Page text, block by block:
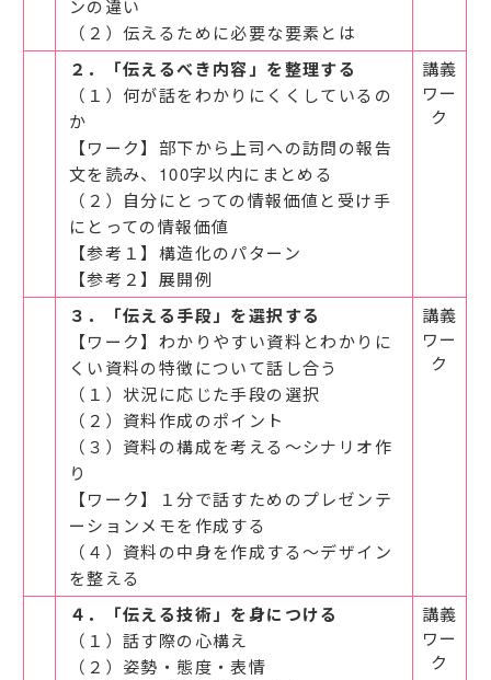
ンの違い
（２）伝えるために必要な要素とは
２．「伝えるべき内容」を整理する
（１）何が話をわかりにくくしているの
か
【ワーク】部下から上司への訪問の報告
文を読み、100字以内にまとめる
（２）自分にとっての情報価値と受け手
にとっての情報価値
【参考１】構造化のパターン
【参考２】展開例
講義
ワー
ク
３．「伝える手段」を選択する
【ワーク】わかりやすい資料とわかりに
くい資料の特徴について話し合う
（１）状況に応じた手段の選択
（２）資料作成のポイント
（３）資料の構成を考える～シナリオ作
り
【ワーク】１分で話すためのプレゼンテ
ーションメモを作成する
（４）資料の中身を作成する～デザイン
を整える
講義
ワー
ク
４．「伝える技術」を身につける
（１）話す際の心構え
（２）姿勢・態度・表情
講義
ワー
ク